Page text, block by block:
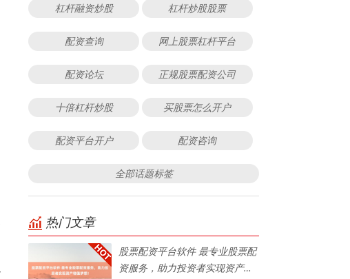
杠杆融资炒股 杠杆炒股股票
配资查询 网上股票杠杆平台
配资论坛 正规股票配资公司
十倍杠杆炒股 买股票怎么开户
配资平台开户 配资咨询
全部话题标签
热门文章
股票配资平台软件 最专业股票配
资服务，助力投资者实现资产增